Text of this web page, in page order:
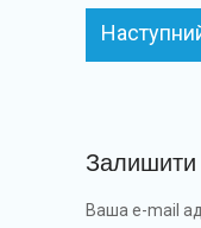
Залишити
Ваша e-mail